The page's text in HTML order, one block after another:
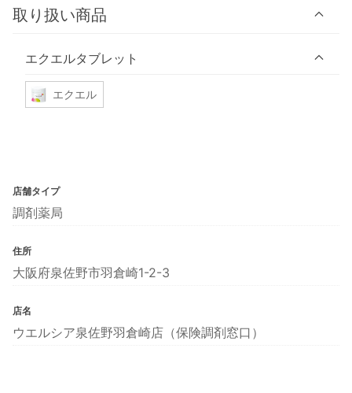
取り扱い商品
エクエルタブレット
エクエル
店舗タイプ
調剤薬局
住所
大阪府泉佐野市羽倉崎1-2-3
店名
ウエルシア泉佐野羽倉崎店（保険調剤窓口）